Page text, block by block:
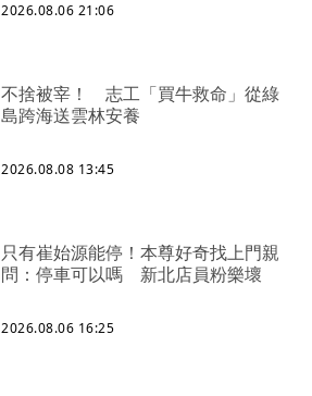
2026.08.06 21:06
不捨被宰！ 志工「買牛救命」從綠
島跨海送雲林安養
2026.08.08 13:45
只有崔始源能停！本尊好奇找上門親
問：停車可以嗎 新北店員粉樂壞
2026.08.06 16:25